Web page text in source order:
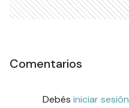
Comentarios
Debés iniciar sesión